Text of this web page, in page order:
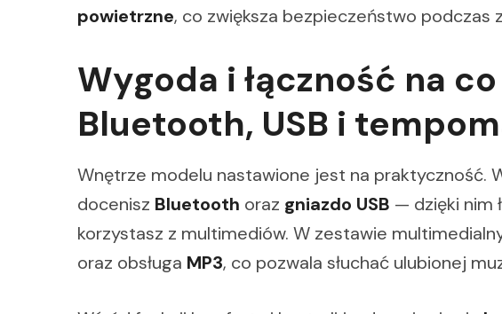
powietrzne, co zwiększa bezpieczeństwo podczas
Wygoda i łączność na
Bluetooth, USB i
Wnętrze modelu nastawione jest na praktyczność.
docenisz Bluetooth oraz gniazdo USB — dzięki nim
korzystasz z multimediów. W zestawie
oraz obsługa MP3, co pozwala słuchać ulubionej